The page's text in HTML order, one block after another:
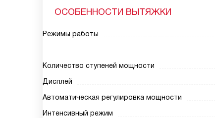
ОСОБЕННОСТИ ВЫТЯЖКИ
Режимы работы
Количество ступеней мощности
Дисплей
Автоматическая регулировка мощности
Интенсивный режим